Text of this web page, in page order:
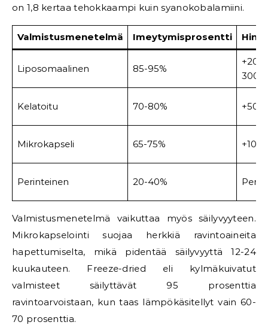
on 1,8 kertaa tehokkaampi kuin syanokobalamiini.
Valmistusmenetelmä Imeytymisprosentti
Liposomaalinen 85-95%
+200-
300%
Kelatoitu 70-80% +50-
Mikrokapseli 65-75% +100-
Perinteinen 20-40%
Valmistusmenetelmä vaikuttaa myös säilyvyyteen.
Mikrokapselointi suojaa herkkiä ravintoaineita
hapettumiselta, mikä pidentää säilyvyyttä 12-24
kuukauteen. Freeze-dried eli kylmäkuivatut
valmisteet säilyttävät 95 prosenttia
ravintoarvoistaan, kun taas lämpökäsitellyt vain 60-
70 prosenttia.